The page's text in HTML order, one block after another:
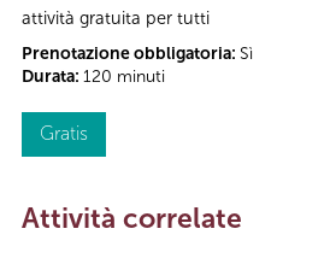
attività gratuita per tutti
Prenotazione obbligatoria: Sì
Durata: 120 minuti
Gratis
Attività correlate